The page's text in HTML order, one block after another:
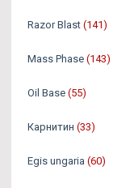
Razor Blast (141)
Mass Phase (143)
Oil Base (55)
Карнитин (33)
Egis ungaria (60)